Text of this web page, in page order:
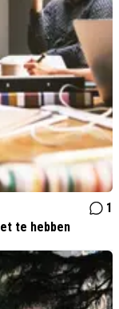
1
te hebben